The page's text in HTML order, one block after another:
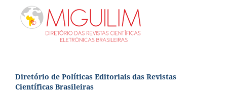
Diretório de Políticas Editoriais das Revistas
Científicas Brasileiras